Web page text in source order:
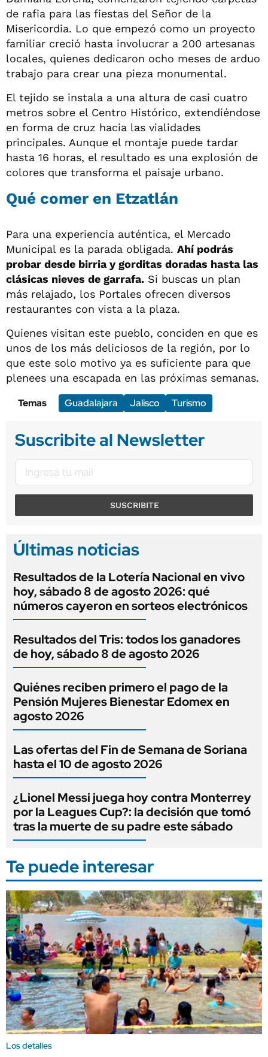
de rafia para las fiestas del Señor de la
Misericordia. Lo que empezó como un proyecto
familiar creció hasta involucrar a 200 artesanas
locales, quienes dedicaron ocho meses de arduo
trabajo para crear una pieza monumental.
El tejido se instala a una altura de casi cuatro
metros sobre el Centro Histórico, extendiéndose
en forma de cruz hacia las vialidades
principales. Aunque el montaje puede tardar
hasta 16 horas, el resultado es una explosión de
colores que transforma el paisaje urbano.
Qué comer en Etzatlán
Para una experiencia auténtica, el Mercado
Municipal es la parada obligada. Ahí podrás
probar desde birria y gorditas doradas hasta las
clásicas nieves de garrafa. Si buscas un plan
más relajado, los Portales ofrecen diversos
restaurantes con vista a la plaza.
Quienes visitan este pueblo, conciden en que es
unos de los más deliciosos de la región, por lo
que este solo motivo ya es suficiente para que
plenees una escapada en las próximas semanas.
Temas
Guadalajara Jalisco Turismo
Suscribite al Newsletter
SUSCRIBITE
Últimas noticias
Resultados de la Lotería Nacional en vivo
hoy, sábado 8 de agosto 2026: qué
números cayeron en sorteos electrónicos
Resultados del Tris: todos los ganadores
de hoy, sábado 8 de agosto 2026
Quiénes reciben primero el pago de la
Pensión Mujeres Bienestar Edomex en
agosto 2026
Las ofertas del Fin de Semana de Soriana
hasta el 10 de agosto 2026
¿Lionel Messi juega hoy contra Monterrey
por la Leagues Cup?: la decisión que tomó
tras la muerte de su padre este sábado
Te puede interesar
Los detalles